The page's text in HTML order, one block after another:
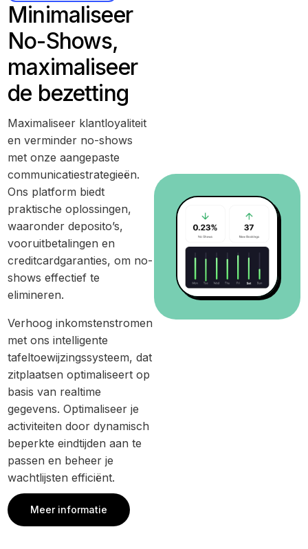
Minimaliseer
No-Shows,
maximaliseer
de bezetting
Maximaliseer klantloyaliteit
en verminder no-shows
met onze aangepaste
communicatiestrategieën.
Ons platform biedt
praktische oplossingen,
waaronder deposito’s,
vooruitbetalingen en
creditcardgaranties, om no-
shows effectief te
elimineren.
Verhoog inkomstenstromen
met ons intelligente
tafeltoewijzingssysteem, dat
zitplaatsen optimaliseert op
basis van realtime
gegevens. Optimaliseer je
activiteiten door dynamisch
beperkte eindtijden aan te
passen en beheer je
wachtlijsten efficiënt.
Meer informatie